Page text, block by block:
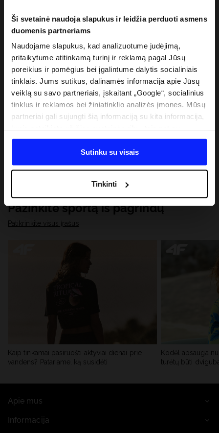
Ši svetainė naudoja slapukus ir leidžia perduoti asmens
duomenis partneriams
Naudojame slapukus, kad analizuotume judėjimą,
pritaikytume atitinkamą turinį ir reklamą pagal Jūsų
poreikius ir pomėgius bei įgalintume dalytis socialiniais
tinklais. Jums sutikus, dalinamės informacija apie Jūsų
veiklą su savo partneriais, įskaitant „Google“, socialinius
tinklus ir reklamos bei žiniatinklio analizės įmones. Mūsų
partneriai gali sujungti šią informaciją su kita informacija,
duomenimis, kuriuos jie gauna, kai naudojatės jų
paslaugomis. Gavus Jūsų leidimą, mes galime perduoti
Jūsų asmeninę informaciją savo partneriams, siekdami
analitinius tyrimus, pritaikyti turinį ir tobulinti mūsų
partnerių siūlomus sprendimus (pvz., socialinius tinklus).
Išsamią informaciją rasite mūsų Privatumo politikoje ir
skiltyje „Išsami informacija“.
Sutinku su visais
Tinkinti
Pažinkite sportą iš pagrindų
Patikrinkite visus įrašus
Kaip tinkamai pasiruošti aktyviai dienai prie
vandens? Patariame, ką susidėti
Kodėl apsauga
turėtų būti
Apie mus
Informacija